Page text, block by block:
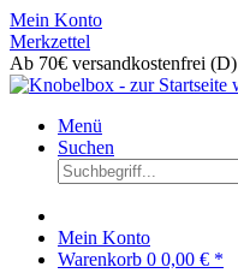
Mein Konto
Merkzettel
Ab 70€ versandkostenfrei (D)
Menü
Suchen
Mein Konto
Warenkorb 0 0,00 € *